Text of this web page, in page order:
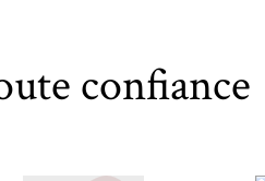
confiance